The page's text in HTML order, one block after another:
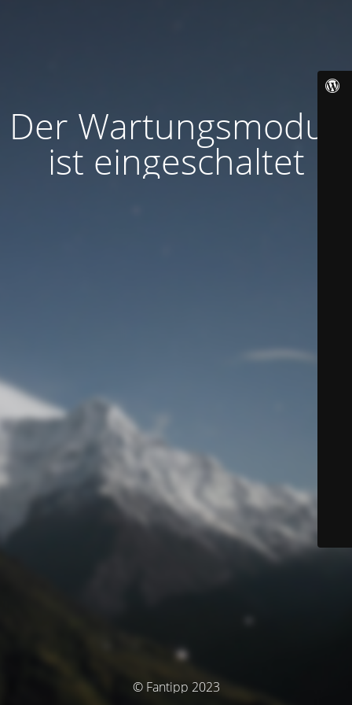
Der Wartungsmodus
ist eingeschaltet
© Fantipp 2023